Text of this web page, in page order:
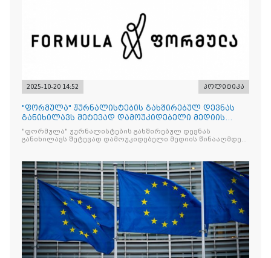
2025-10-20 14:52 პოლიტიკა
"ფორმულა" ჟურნალისტების გახშირებულ დევნას
განიხილავს შეტევად დამოუკიდებელი მედიის
წინააღმდ
"ფორმულა" ჟურნალისტების გახშირებულ დევნას
განიხილავს შეტევად დამოუკიდებელი მედიის წინააღმდეგ,